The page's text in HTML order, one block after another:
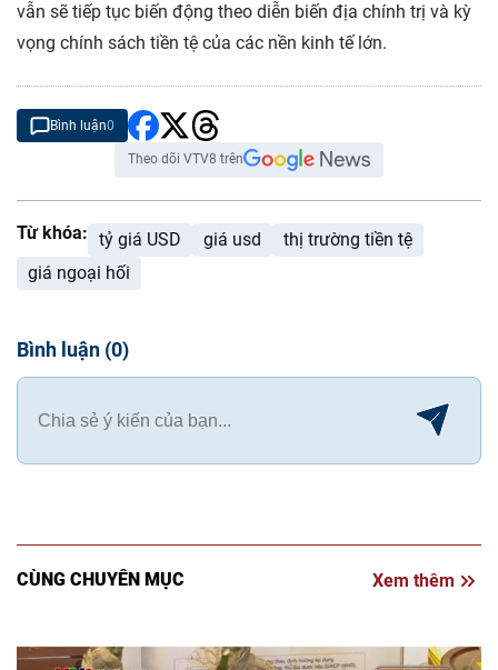
vẫn sẽ tiếp tục biến động theo diễn biến địa chính trị và kỳ
vọng chính sách tiền tệ của các nền kinh tế lớn.
Bình luận0
Theo dõi VTV8 trên
Từ khóa: tỷ giá USD giá usd
thị trường tiền tệ
giá ngoại hối
Bình luận (0)
CÙNG CHUYÊN MỤC Xem thêm